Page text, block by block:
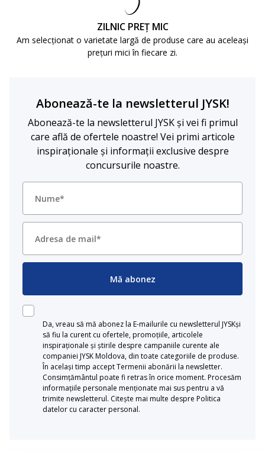
ZILNIC PREȚ MIC
Am selecționat o varietate largă de produse care au aceleași
prețuri mici în fiecare zi.
Abonează-te la newsletterul JYSK!
Abonează-te la newsletterul JYSK și vei fi primul
care află de ofertele noastre! Vei primi articole
inspiraționale și informații exclusive despre
concursurile noastre.
Mă abonez
Da, vreau să mă abonez la E-mailurile cu newsletterul JYSKși
să fiu la curent cu ofertele, promoțiile, articolele
inspiraționale și știrile despre campaniile curente ale
companiei JYSK Moldova, din toate categoriile de produse.
În același timp accept Termenii abonării la newsletter.
Consimțământul poate fi retras în orice moment. Procesăm
informațiile personale menționate mai sus pentru a vă
trimite newsletterul. Citește mai multe despre Politica
datelor cu caracter personal.